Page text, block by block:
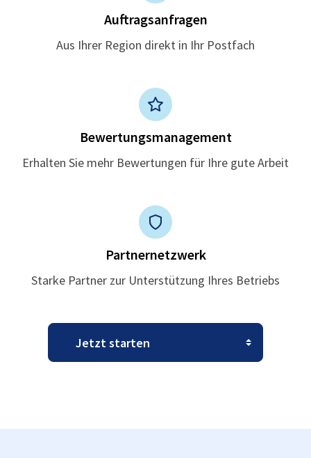
Auftragsanfragen
Aus Ihrer Region direkt in Ihr Postfach
Bewertungsmanagement
Erhalten Sie mehr Bewertungen für Ihre gute Arbeit
Partnernetzwerk
Starke Partner zur Unterstützung Ihres Betriebs